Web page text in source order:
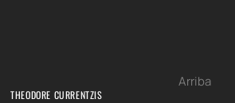
Arriba
THEODORE CURRENTZIS